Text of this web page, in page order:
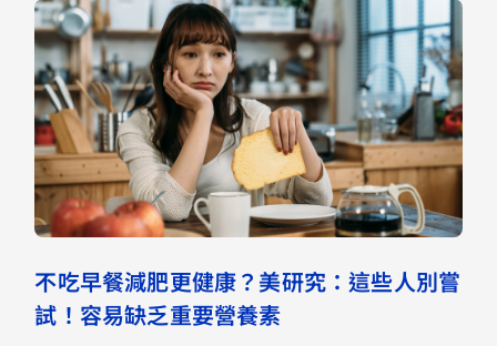
不吃早餐減肥更健康？美研究：這些人別嘗
試！容易缺乏重要營養素